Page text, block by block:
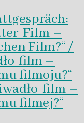
Film –
Film?“ /
film –
filmoju?“
film –
filmej?“